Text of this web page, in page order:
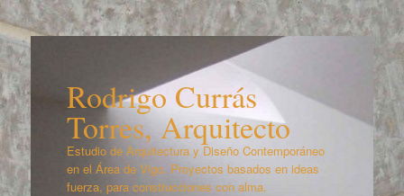
Rodrigo Currás
Torres, Arquitecto
Estudio de Arquitectura y Diseño Contemporáneo
en el Área de Vigo. Proyectos basados en ideas
fuerza, para construcciones con alma.